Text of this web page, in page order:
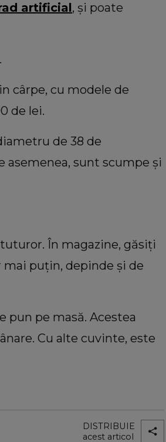
artificial, și poate
cârpe, cu modele de
de lei.
de 38 de
asemenea, sunt scumpe și
În magazine, găsiți
mai puțin, depinde și de
pun pe masă. Acestea
Cu alte cuvinte, este
DISTRIBUIE
acest articol